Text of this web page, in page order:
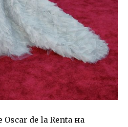
Oscar de la Renta на